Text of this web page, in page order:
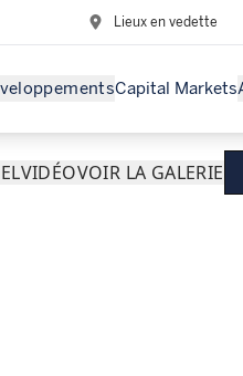
Lieux en vedette
Capital Markets
VIDÉOVOIR LA GALERIE